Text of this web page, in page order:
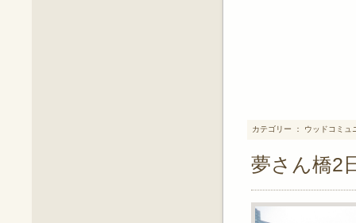
カテゴリー ： ウッドコミュ
夢さん橋2